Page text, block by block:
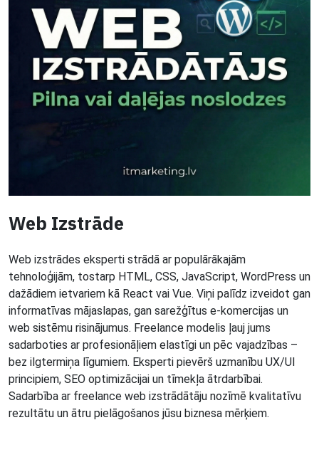
Web Izstrāde
Web izstrādes eksperti strādā ar populārākajām
tehnoloģijām, tostarp HTML, CSS, JavaScript, WordPress un
dažādiem ietvariem kā React vai Vue. Viņi palīdz izveidot gan
informatīvas mājaslapas, gan sarežģītus e-komercijas un
web sistēmu risinājumus. Freelance modelis ļauj jums
sadarboties ar profesionāļiem elastīgi un pēc vajadzības –
bez ilgtermiņa līgumiem. Eksperti pievērš uzmanību UX/UI
principiem, SEO optimizācijai un tīmekļa ātrdarbībai.
Sadarbība ar freelance web izstrādātāju nozīmē kvalitatīvu
rezultātu un ātru pielāgošanos jūsu biznesa mērķiem.